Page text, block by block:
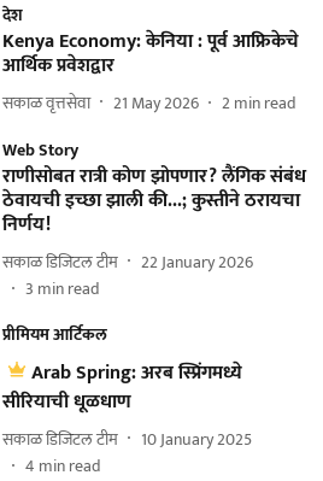
देश
Kenya Economy: केनिया : पूर्व आफ्रिकेचे
आर्थिक प्रवेशद्वार
सकाळ वृत्तसेवा 21 May 2026 2min read
Web Story
राणीसोबत रात्री कोण झोपणार? लैंगिक संबंध
ठेवायची इच्छा झाली की...; कुस्तीने ठरायचा
निर्णय!
सकाळ डिजिटल टीम
22 January 2026
3 min read
प्रीमियम आर्टिकल
Arab Spring: अरब स्प्रिंगमध्ये
सीरियाची धूळधाण
सकाळ डिजिटल टीम
10 January 2025
4 min read